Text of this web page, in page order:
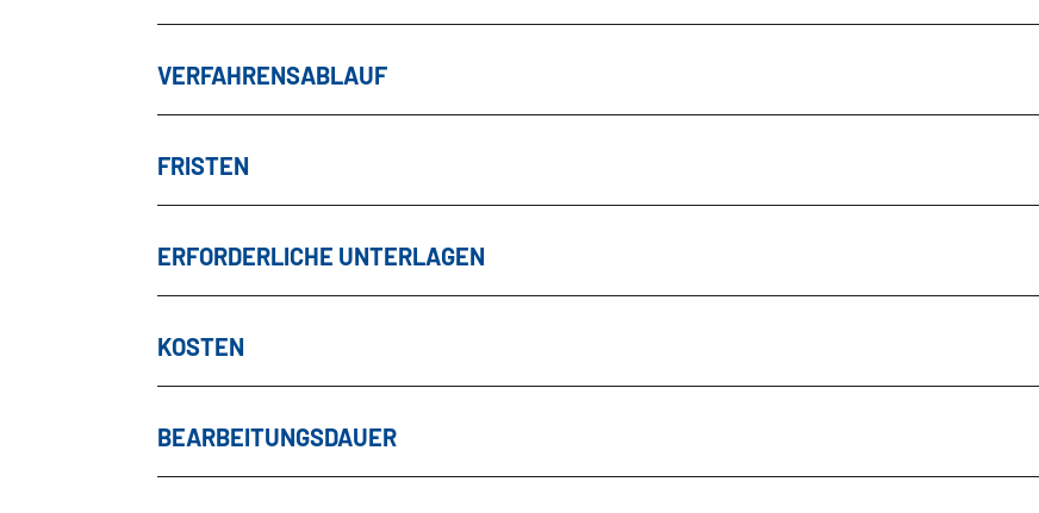
VERFAHRENSABLAUF
FRISTEN
ERFORDERLICHE UNTERLAGEN
KOSTEN
BEARBEITUNGSDAUER